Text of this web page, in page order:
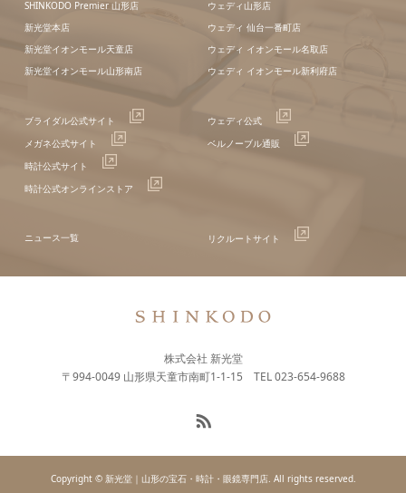
SHINKODO Premier 山形店
新光堂本店
新光堂イオンモール天童店
新光堂イオンモール山形南店
ウェディ山形店
ウェディ 仙台一番町店
ウェディ イオンモール名取店
ウェディ イオンモール新利府店
ブライダル公式サイト
メガネ公式サイト
時計公式サイト
時計公式オンラインストア
ウェディ公式
ベルノーブル通販
ニュース一覧 リクルートサイト
株式会社 新光堂
〒994-0049 山形県天童市南町1-1-15 TEL 023-654-9688
Copyright © 新光堂｜山形の宝石・時計・眼鏡専門店. All rights reserved.